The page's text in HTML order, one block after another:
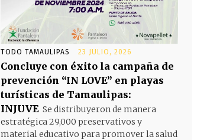
TODO TAMAULIPAS 23 JULIO, 2026
Concluye con éxito la campaña de
prevención “IN LOVE” en playas
turísticas de Tamaulipas:
INJUVE Se distribuyeron de manera
estratégica 29,000 preservativos y
material educativo para promover la salud